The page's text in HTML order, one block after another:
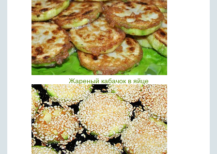
Жареный кабачок в яйце